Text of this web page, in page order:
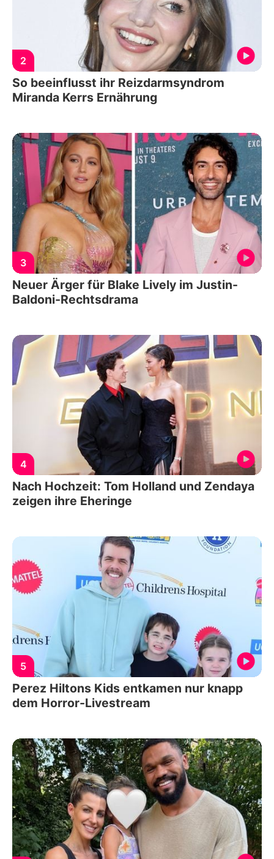
2
So beeinflusst ihr Reizdarmsyndrom
Miranda Kerrs Ernährung
3
Neuer Ärger für Blake Lively im Justin-
Baldoni-Rechtsdrama
4
Nach Hochzeit: Tom Holland und Zendaya
zeigen ihre Eheringe
5
Perez Hiltons Kids entkamen nur knapp
dem Horror-Livestream